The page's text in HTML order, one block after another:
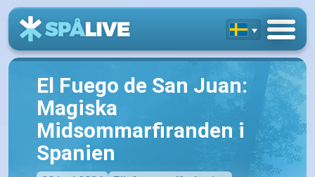
El Fuego de San Juan:
Magiska
Midsommarfiranden i
Spanien